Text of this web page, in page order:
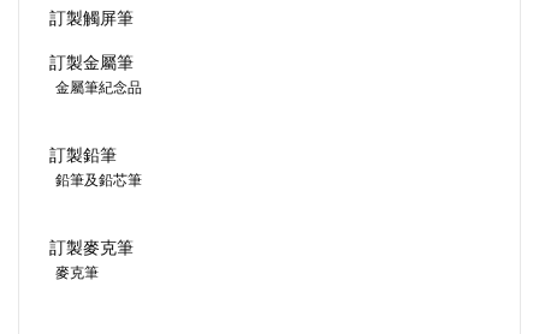
訂製觸屏筆
訂製金屬筆
金屬筆紀念品
訂製鉛筆
鉛筆及鉛芯筆
訂製麥克筆
麥克筆